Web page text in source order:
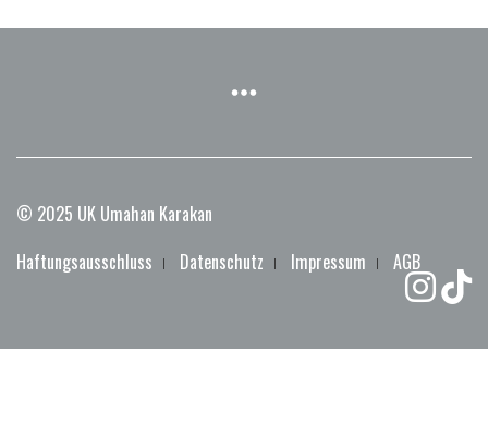
© 2025 UK Umahan Karakan
Haftungsausschluss
Datenschutz Impressum AGB